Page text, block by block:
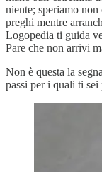
niente; speriamo
preghi mentre
Logopedia ti guida
Pare che non arrivi
Non è questa la
passi per i quali ti